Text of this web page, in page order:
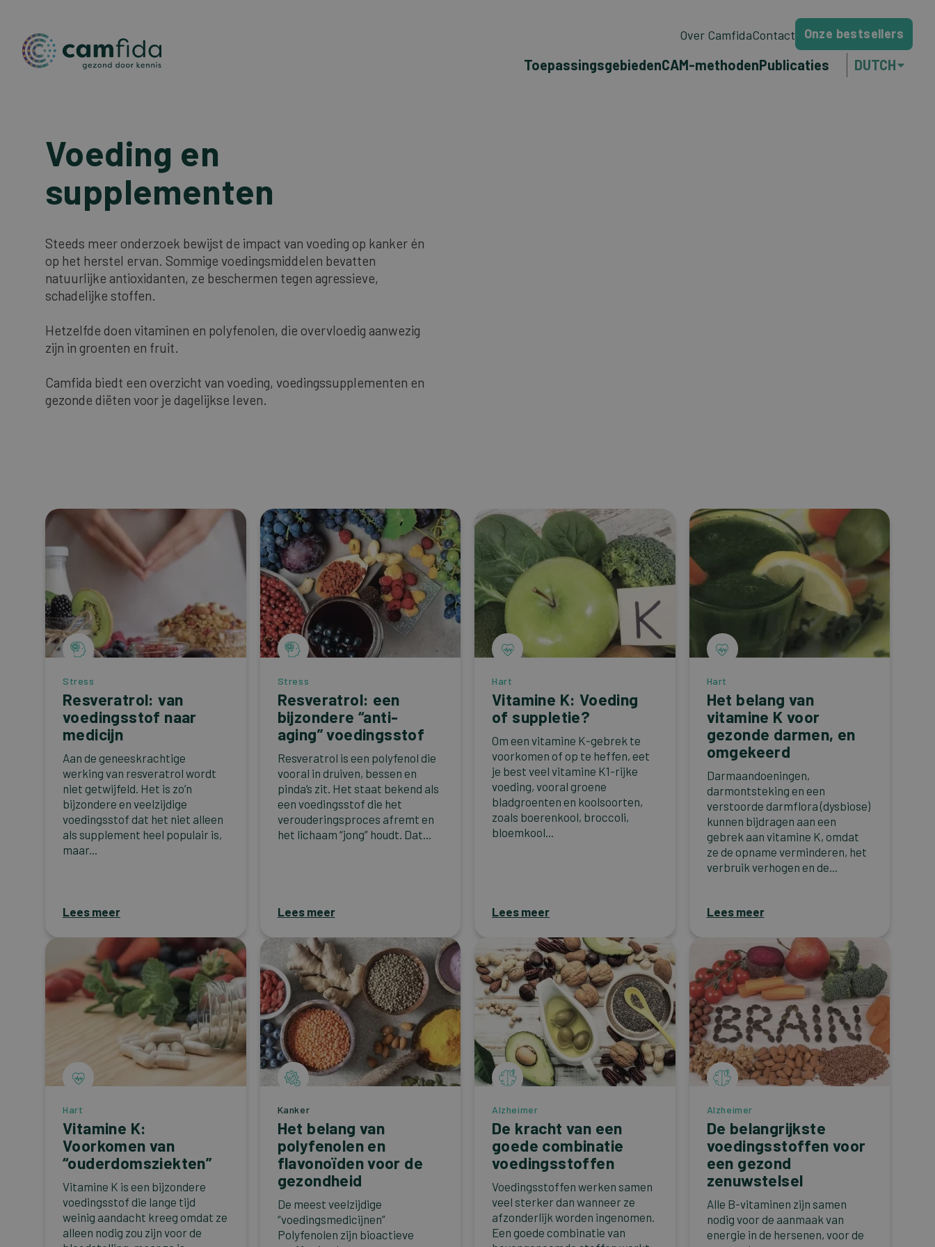
Over CamfidaContact Onze bestsellers
ToepassingsgebiedenCAM-methodenPublicaties DUTCH
Voeding en
supplementen
Steeds meer onderzoek bewijst de impact van voeding op kanker én
op het herstel ervan. Sommige voedingsmiddelen bevatten
natuurlijke antioxidanten, ze beschermen tegen agressieve,
schadelijke stoffen.
Hetzelfde doen vitaminen en polyfenolen, die overvloedig aanwezig
zijn in groenten en fruit.
Camfida biedt een overzicht van voeding, voedingssupplementen en
gezonde diëten voor je dagelijkse leven.
Stress
Resveratrol: van
voedingsstof naar
medicijn
Aan de geneeskrachtige
werking van resveratrol wordt
niet getwijfeld. Het is zo’n
bijzondere en veelzijdige
voedingsstof dat het niet alleen
als supplement heel populair is,
maar...
Lees meer
Stress
Resveratrol: een
bijzondere “anti-
aging” voedingsstof
Resveratrol is een polyfenol die
vooral in druiven, bessen en
pinda’s zit. Het staat bekend als
een voedingsstof die het
verouderingsproces afremt en
het lichaam “jong” houdt. Dat...
Lees meer
Hart
Vitamine K: Voeding
of suppletie?
Om een vitamine K-gebrek te
voorkomen of op te heffen, eet
je best veel vitamine K1-rijke
voeding, vooral groene
bladgroenten en koolsoorten,
zoals boerenkool, broccoli,
bloemkool...
Lees meer
Hart
Het belang van
vitamine K voor
gezonde darmen, en
omgekeerd
Darmaandoeningen,
darmontsteking en een
verstoorde darmflora (dysbiose)
kunnen bijdragen aan een
gebrek aan vitamine K, omdat
ze de opname verminderen, het
verbruik verhogen en de...
Lees meer
Hart
Vitamine K:
Voorkomen van
“ouderdomsziekten”
Vitamine K is een bijzondere
voedingsstof die lange tijd
weinig aandacht kreeg omdat ze
alleen nodig zou zijn voor de
Kanker
Het belang van
polyfenolen en
flavonoïden voor de
gezondheid
De meest veelzijdige
“voedingsmedicijnen”
Polyfenolen zijn bioactieve
Alzheimer
De kracht van een
goede combinatie
voedingsstoffen
Voedingsstoffen werken samen
veel sterker dan wanneer ze
afzonderlijk worden ingenomen.
Een goede combinatie van
Alzheimer
De belangrijkste
voedingsstoffen voor
een gezond
zenuwstelsel
Alle B-vitaminen zijn samen
nodig voor de aanmaak van
energie in de hersenen, voor de